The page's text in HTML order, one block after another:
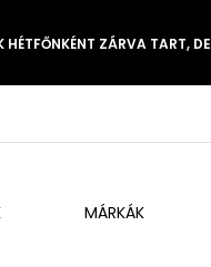
HÉTFŐNKÉNT ZÁRVA TART, DE
MÁRKÁK